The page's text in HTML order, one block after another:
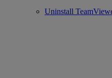
Uninstall